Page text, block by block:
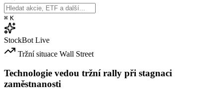
⌘ K
StockBot Live
Tržní situace Wall Street
Technologie vedou tržní rally při stagnaci
zaměstnanosti